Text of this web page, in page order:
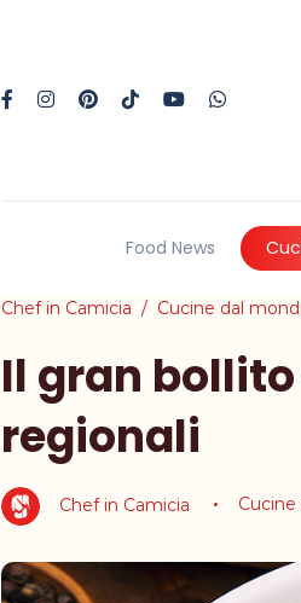
Food News
Chef in Camicia Cucine dal
Il gran
regionali
Chef in Camicia